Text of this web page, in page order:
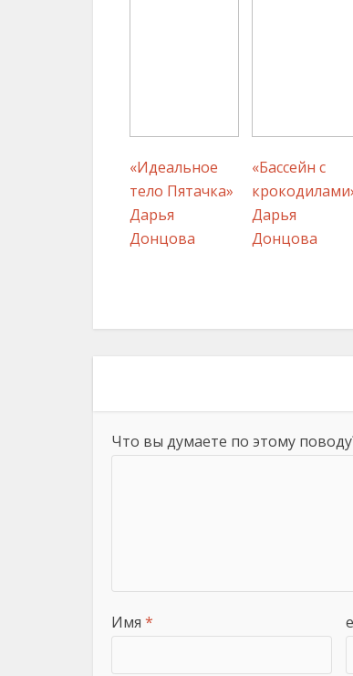
«Идеальное
тело Пятачка»
Дарья
Донцова
«Бассейн с
Дарья
Донцова
Что вы думаете по этому
Имя *